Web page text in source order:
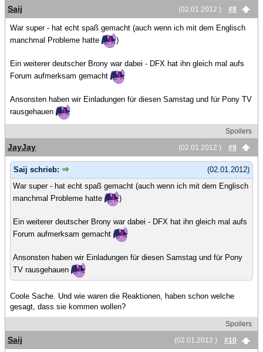
(02.01.2012 )
#8
Saij
War super - hat echt spaß gemacht (auch wenn ich mit dem Englisch
manchmal Probleme hatte
)
Ein weiterer deutscher Brony war dabei - DFX hat ihn gleich mal aufs
Forum aufmerksam gemacht
Ansonsten haben wir Einladungen für diesen Samstag und für Pony TV
rausgehauen
Spoilers
(02.01.2012 )
#9
JayJay
(02.01.2012)
Saij schrieb:
War super - hat echt spaß gemacht (auch wenn ich mit dem Englisch
manchmal Probleme hatte
)
Ein weiterer deutscher Brony war dabei - DFX hat ihn gleich mal aufs
Forum aufmerksam gemacht
Ansonsten haben wir Einladungen für diesen Samstag und für Pony
TV rausgehauen
Coole Sache. Und wie waren die Reaktionen, haben schon welche
gesagt, dass sie kommen wollen?
Spoilers
(02.01.2012 )
#10
Saij